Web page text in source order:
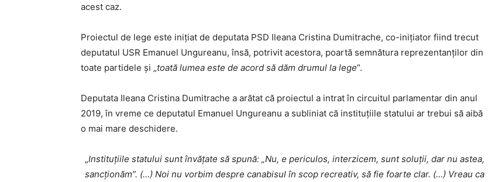
acest caz.
Proiectul de lege este inițiat de deputata PSD Ileana Cristina Dumitrache, co-inițiator fiind trecut
deputatul USR Emanuel Ungureanu, însă, potrivit acestora, poartă semnătura reprezentanților din
toate partidele și „toată lumea este de acord să dăm drumul la lege”.
Deputata Ileana Cristina Dumitrache a arătat că proiectul a intrat în circuitul parlamentar din anul
2019, în vreme ce deputatul Emanuel Ungureanu a subliniat că instituțiile statului ar trebui să aibă
o mai mare deschidere.
„Instituţiile statului sunt învăţate să spună: „Nu, e periculos, interzicem, sunt soluţii, dar nu astea,
sancţionăm”. (…) Noi nu vorbim despre canabisul în scop recreativ, să fie foarte clar. (…) Vreau ca